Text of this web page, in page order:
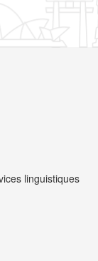
linguistiques